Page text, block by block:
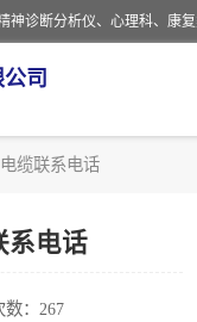
司
缆联系电话
系电话
数：267